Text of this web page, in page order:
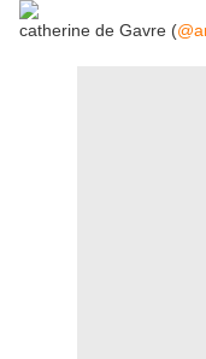
catherine de Gavre (